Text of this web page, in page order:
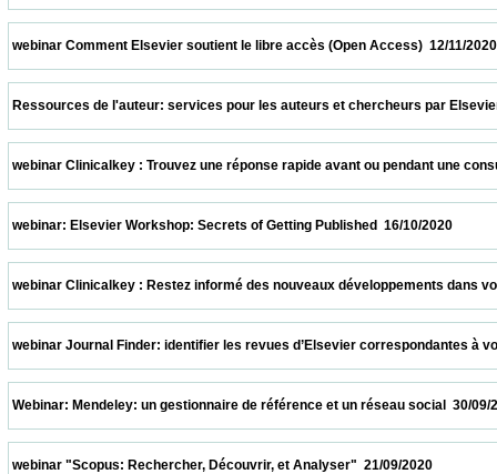
webinar Comment Elsevier soutient le libre accès (Open
Ressources de l'auteur: services pour les auteurs et chercheurs
webinar Clinicalkey : Trouvez une réponse rapide avant ou
webinar: Elsevier Workshop: Secrets of Getting Published  16/
webinar Clinicalkey : Restez informé des nouveaux
webinar Journal Finder: identifier les revues d’Elsevier
Webinar: Mendeley: un gestionnaire de référence et un réseau
webinar "Scopus: Rechercher, Découvrir, et Analyser"  21/09/